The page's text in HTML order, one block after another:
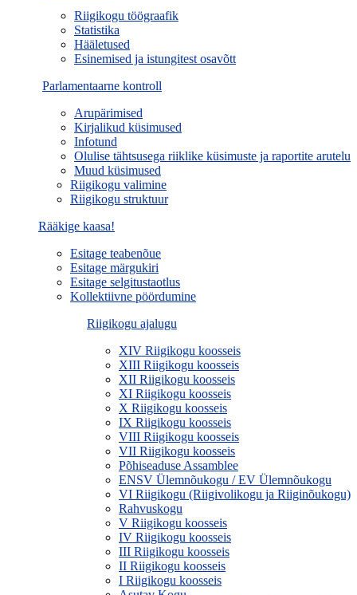
Riigikogu töögraafik
Statistika
Hääletused
Esinemised ja istungitest osavõtt
Parlamentaarne kontroll
Arupärimised
Kirjalikud küsimused
Infotund
Olulise tähtsusega riiklike küsimuste ja raportite arutelu
Muud küsimused
Riigikogu valimine
Riigikogu struktuur
Rääkige kaasa!
Esitage teabenõue
Esitage märgukiri
Esitage selgitustaotlus
Kollektiivne pöördumine
Riigikogu ajalugu
XIV Riigikogu koosseis
XIII Riigikogu koosseis
XII Riigikogu koosseis
XI Riigikogu koosseis
X Riigikogu koosseis
IX Riigikogu koosseis
VIII Riigikogu koosseis
VII Riigikogu koosseis
Põhiseaduse Assamblee
ENSV Ülemnõukogu / EV Ülemnõukogu
VI Riigikogu (Riigivolikogu ja Riiginõukogu)
Rahvuskogu
V Riigikogu koosseis
IV Riigikogu koosseis
III Riigikogu koosseis
II Riigikogu koosseis
I Riigikogu koosseis